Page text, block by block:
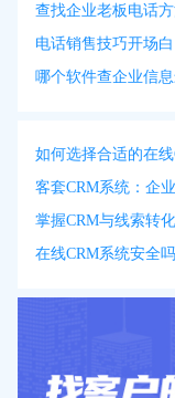
查找企业老板电话
电话销售技巧开场
哪个软件查企业信
如何选择合适的在
客套CRM系统：企
掌握CRM与线索转
在线CRM系统安全